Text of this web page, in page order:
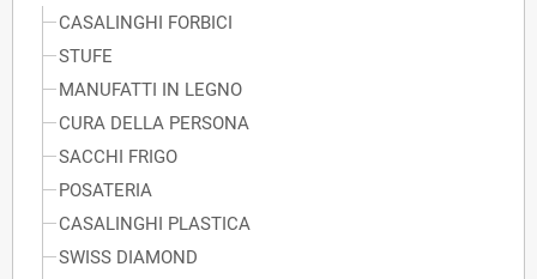
CASALINGHI FORBICI
STUFE
MANUFATTI IN LEGNO
CURA DELLA PERSONA
SACCHI FRIGO
POSATERIA
CASALINGHI PLASTICA
SWISS DIAMOND